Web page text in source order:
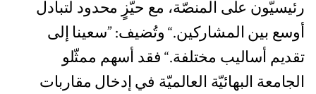
رئيسيّون على المنصّة، مع حيّزٍ محدود لتبادل
أوسع بين المشاركين.“ وتُضيف: ”سعينا إلى
تقديم أساليب مختلفة.“ فقد أسهم ممثّلو
الجامعة البهائيّة العالميّة في إدخال مقاربات